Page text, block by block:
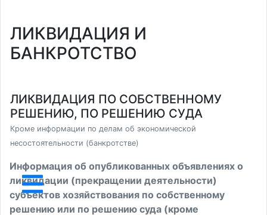
ЛИКВИДАЦИЯ И
БАНКРОТСТВО
ЛИКВИДАЦИЯ ПО СОБСТВЕННОМУ
РЕШЕНИЮ, ПО РЕШЕНИЮ СУДА
Кроме информации по делам об экономической
несостоятельности (банкротстве)
Информация об опубликованных объявлениях о
ликвидации (прекращении деятельности)
субъектов хозяйствования по собственному
решению или по решению суда (кроме